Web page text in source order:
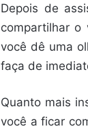
Depois de
compartilhar o
você dê uma
faça de
Quanto mais
você a ficar